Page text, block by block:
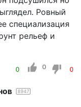
Ровный
специализация
рельеф и
0 0 0
8947